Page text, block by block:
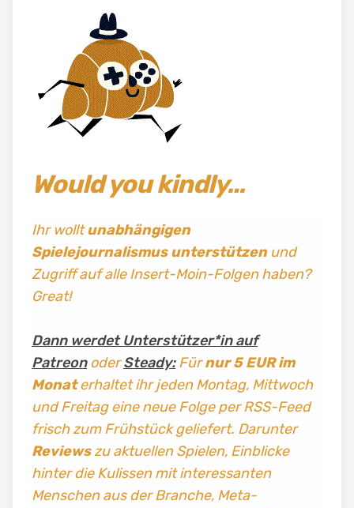
Would you kindly…
Ihr wolltunabhängigen
Spielejournalismus unterstützenund
Zugriff auf alle Insert-Moin-Folgen haben?
Great!
Dann werdet Unterstützer*in auf
PatreonoderSteady:Fürnur 5 EUR im
Monaterhaltet ihr jeden Montag, Mittwoch
und Freitag eine neue Folge per RSS-Feed
frisch zum Frühstück geliefert. Darunter
Reviewszu aktuellen Spielen, Einblicke
hinter die Kulissen mit interessanten
Menschen aus der Branche, Meta-